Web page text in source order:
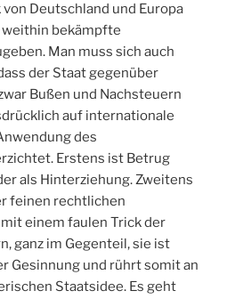
Deutschland und Europa
weithin bekämpfte
Man muss sich auch
der Staat gegenüber
Bußen und Nachsteuern
auf internationale
des
Erstens ist Betrug
als Hinterziehung. Zweitens
feinen rechtlichen
einem faulen Trick der
ganz im Gegenteil, sie ist
Gesinnung und rührt somit an
Staatsidee. Es geht